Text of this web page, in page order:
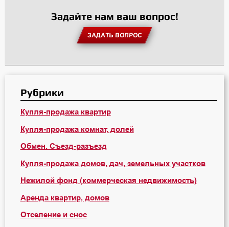
Задайте нам ваш вопрос!
ЗАДАТЬ ВОПРОС
Рубрики
Купля-продажа квартир
Купля-продажа комнат, долей
Обмен. Съезд-разъезд
Купля-продажа домов, дач, земельных участков
Нежилой фонд (коммерческая недвижимость)
Аренда квартир, домов
Отселение и снос